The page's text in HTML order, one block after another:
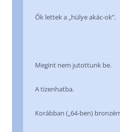
Ők lettek a „hülye akác-ok”.
Megint nem jutottunk be.
A tizenhatba.
Korábban („64-ben)